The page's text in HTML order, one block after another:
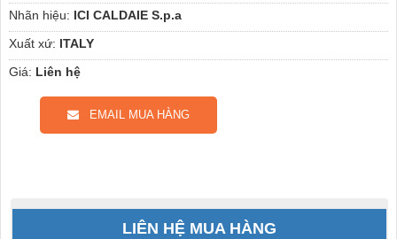
Nhãn hiệu: ICI CALDAIE S.p.a
Xuất xứ: ITALY
Giá: Liên hệ
EMAIL MUA HÀNG
LIÊN HỆ MUA HÀNG